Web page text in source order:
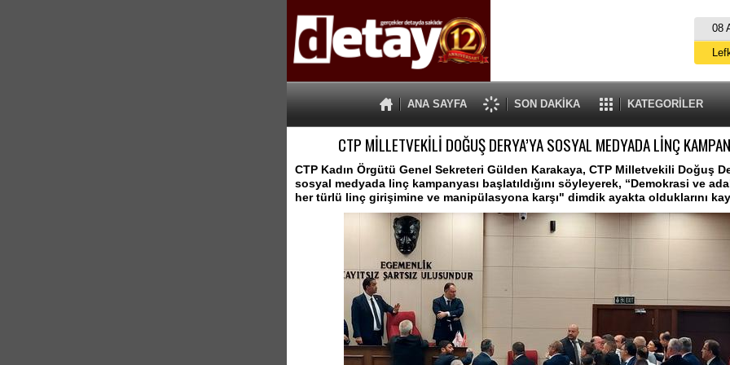
08
ANA SAYFA SON DAKİKA KATEGORİLER
CTP MİLLETVEKİLİ DOĞUŞ DERYA’YA SOSYAL MEDYADA LİNÇ
CTP Kadın Örgütü Genel Sekreteri Gülden Karakaya, CTP Milletvekili Doğuş
sosyal medyada linç kampanyası başlatıldığını söyleyerek, “Demokrasi ve
her türlü linç girişimine ve manipülasyona karşı" dimdik ayakta olduklarını